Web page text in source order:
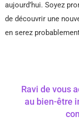
aujourd’hui. Soyez
de découvrir une
en serez
Ravi de vous
au bien-être